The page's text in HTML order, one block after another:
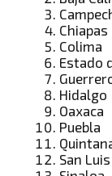
Chiapas
Colima
Estado
Hidalgo
Oaxaca
Puebla
San